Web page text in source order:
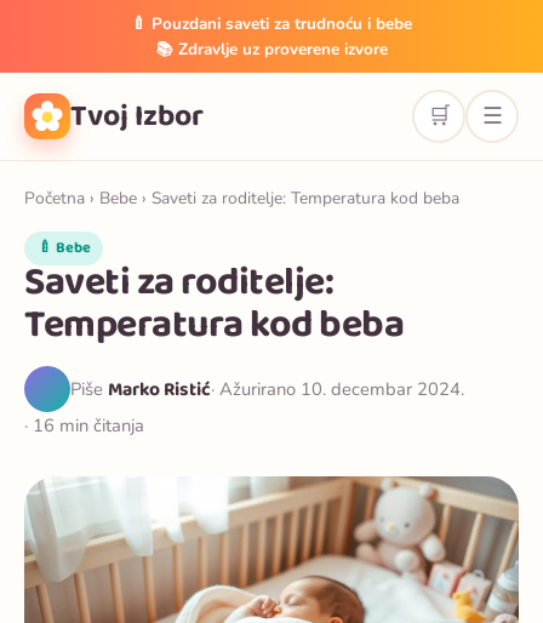
🍼 Pouzdani saveti za trudnoću i bebe
📚 Zdravlje uz proverene izvore
Tvoj Izbor 🛒 ☰
Početna › Bebe › Saveti za roditelje: Temperatura kod beba
🍼 Bebe
Saveti za roditelje:
Temperatura kod beba
Piše Marko Ristić· Ažurirano 10. decembar 2024.
· 16 min čitanja